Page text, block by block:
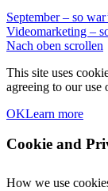
September – so
Videomarketing –
Nach oben scrollen
This site uses
agreeing to our use
OKLearn more
Cookie and
How we use